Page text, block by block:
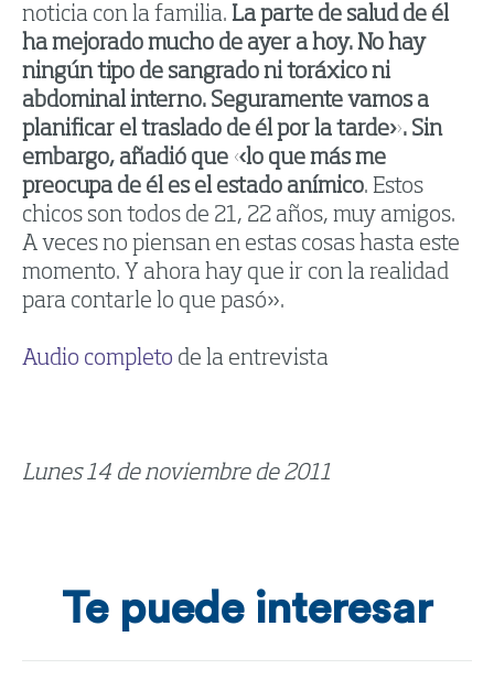
noticia con la familia. La parte de salud de él
ha mejorado mucho de ayer a hoy. No hay
ningún tipo de sangrado ni toráxico ni
abdominal interno. Seguramente vamos a
planificar el traslado de él por la tarde». Sin
embargo, añadió que «lo que más me
preocupa de él es el estado anímico. Estos
chicos son todos de 21, 22 años, muy amigos.
A veces no piensan en estas cosas hasta este
momento. Y ahora hay que ir con la realidad
para contarle lo que pasó».
Audio completo de la entrevista
Lunes 14 de noviembre de 2011
Te puede interesar